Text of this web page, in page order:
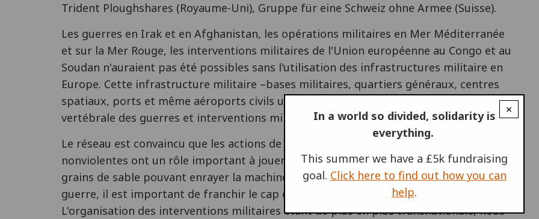
Trident Ploughshares (Royaume-Uni), Gruppe für eine Schweiz ohne Armee (Suisse).
Les guerres en Irak et en Afghanistan, les opérations militaires en Mer Méditerranée
et sur la Mer Rouge, les interventions militaires de l'Union européenne au Congo et au
Soudan n'auraient pas été possibles sans l'utilisation des infrastructures militaire en
Europe. Cette infrastructure militaire –bases militaires, quartiers généraux, centres
spatiaux, ports et même aéroports civils utilisés par les armées– forment la colonne
vertébrale des guerres et interventions militaires.
Le réseau est convaincu que les actions de désobéissance civile et les actions directes
nonviolentes ont un rôle important à jouer pour arrêter la guerre car elles sont des
grains de sable pouvant enrayer la machine de guerre. Après avoir manifesté contre la
guerre, il est important de franchir le cap de la résistance à la guerre !
L'organisation des interventions militaires étant de plus en plus transnationale, nous
×
In a world so divided, solidarity is
everything.
This summer we have a £5k fundraising
goal. Click here to find out how you can
help.